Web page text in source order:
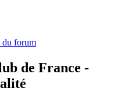
du forum
de France -